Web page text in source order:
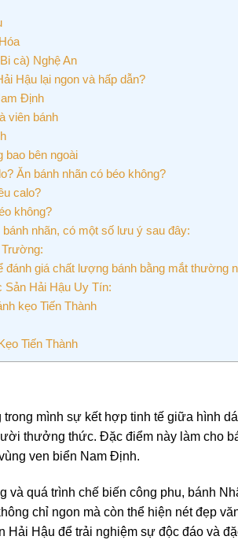
cà) Nghệ An
Hậu lại ngon và hấp dẫn?
Định
viên bánh
bên ngoài
Ăn bánh nhãn có béo không?
calo?
không?
nhãn, có một số lưu ý sau đây:
đánh giá chất lượng bánh bằng mắt thường
Hải Hậu Uy Tín:
kẹo Tiến Thành
Tiến Thành
mình sự kết hợp tinh tế giữa hình
thưởng thức. Đặc điểm này làm cho
ven biển Nam Định.
và quá trình chế biến công phu, bánh
chỉ ngon mà còn thể hiện nét đẹp
Hải Hậu để trải nghiệm sự độc đáo và